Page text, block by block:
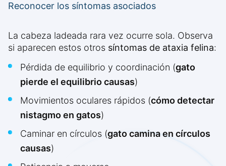
Reconocer los síntomas asociados
La cabeza ladeada rara vez ocurre sola. Observa
si aparecen estos otros síntomas de ataxia felina:
Pérdida de equilibrio y coordinación (gato
pierde el equilibrio causas)
Movimientos oculares rápidos (cómo detectar
nistagmo en gatos)
Caminar en círculos (gato camina en círculos
causas)